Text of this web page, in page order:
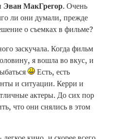
Эван МакГрегор. Очень
ли они думали, прежде
о съемках в фильме?
заскучала. Когда фильм
я вошла во вкус, и
Есть, есть
и ситуации. Керри и
актеры. До сих пор
что они снялись в этом